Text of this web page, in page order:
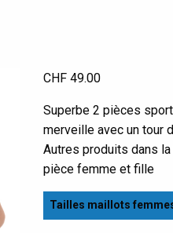
CHF 49.00
Superbe 2 pièces
merveille avec un tour
Autres produits dans
pièce femme et fille
Tailles maillots